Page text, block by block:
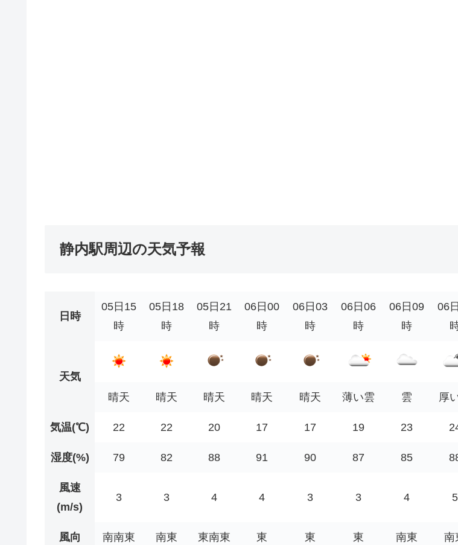
静内駅周辺の天気予報
日時
05日15
時
05日18
時
05日21
時
06日00
時
06日03
時
06日06
時
06日09
時
06
天気
晴天
晴天 晴天 晴天 晴天 薄い雲 雲 厚
気温(℃) 22 22 20 17 17 19 23
湿度(%) 79 82 88 91 90 87 85
風速
(m/s)
3 3 4 4 3 3 4 5
風向 南南東 南東 東南東 東 東 東 南東 南